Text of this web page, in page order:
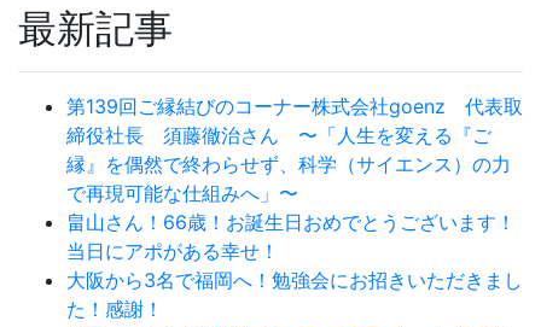
最新記事
第139回ご縁結びのコーナー株式会社goenz 代表取
締役社長 須藤徹治さん 〜「人生を変える『ご
縁』を偶然で終わらせず、科学（サイエンス）の力
で再現可能な仕組みへ」〜
畠山さん！66歳！お誕生日おめでとうございます！
当日にアポがある幸せ！
大阪から3名で福岡へ！勉強会にお招きいただきまし
た！感謝！